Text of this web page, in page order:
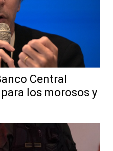
Central
los morosos y